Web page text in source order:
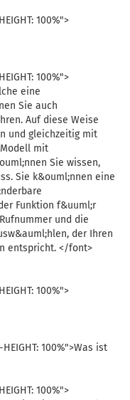
100%">
100%">
eine
Sie auch
Auf diese Weise
und gleichzeitig mit
mit
Sie wissen,
Sie k&ouml;nnen eine
Funktion f&uuml;r
und die
der Ihren
entspricht. </font>
100%">
100%">Was ist
100%">